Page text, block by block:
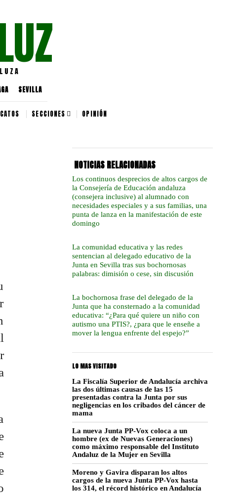
SEVILLA
SECCIONES OPINIÓN
NOTICIAS RELACIONADAS
Los continuos desprecios de altos cargos de
la Consejería de Educación andaluza
(consejera inclusive) al alumnado con
necesidades especiales y a sus familias, una
punta de lanza en la manifestación de este
domingo
La comunidad educativa y las redes
sentencian al delegado educativo de la
Junta en Sevilla tras sus bochornosas
palabras: dimisión o cese, sin discusión
La bochornosa frase del delegado de la
Junta que ha consternado a la comunidad
educativa: “¿Para qué quiere un niño con
autismo una PTIS?, ¿para que le enseñe a
mover la lengua enfrente del espejo?”
LO MAS VISITADO
La Fiscalía Superior de Andalucía archiva
las dos últimas causas de las 15
presentadas contra la Junta por sus
negligencias en los cribados del cáncer de
mama
La nueva Junta PP-Vox coloca a un
hombre (ex de Nuevas Generaciones)
como máximo responsable del Instituto
Andaluz de la Mujer en Sevilla
Moreno y Gavira disparan los altos
cargos de la nueva Junta PP-Vox hasta
los 314, el récord histórico en Andalucía